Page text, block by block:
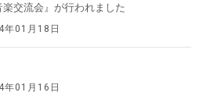
楽交流会』が行われました
年01月18日
年01月16日